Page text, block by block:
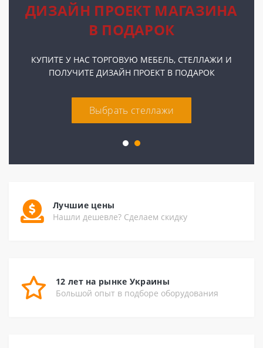
ДИЗАЙН ПРОЕКТ МАГАЗИНА
В ПОДАРОК
КУПИТЕ У НАС ТОРГОВУЮ МЕБЕЛЬ, СТЕЛЛАЖИ И
ПОЛУЧИТЕ ДИЗАЙН ПРОЕКТ В ПОДАРОК
Выбрать стеллажи
Лучшие цены
Нашли дешевле? Сделаем скидку
12 лет на рынке Украины
Большой опыт в подборе оборудования